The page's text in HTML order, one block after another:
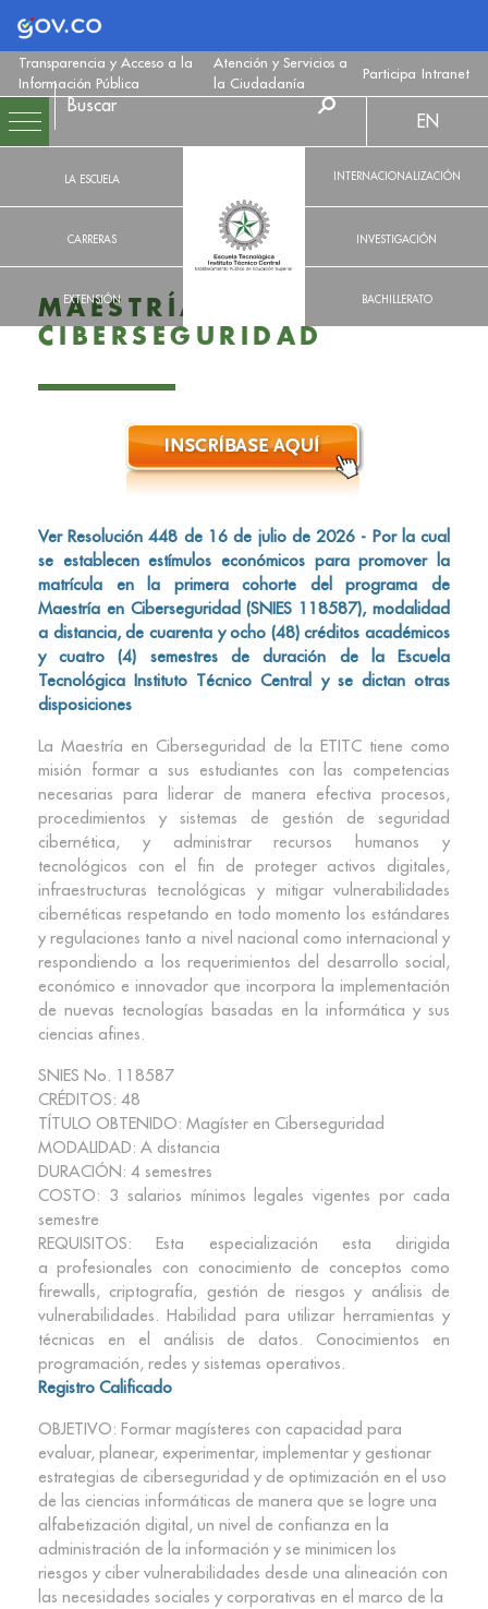
Logo Gobierno de Colombia
Transparencia y Acceso a la
Información Pública
Atención y Servicios a
la Ciudadanía
Participa Intranet
LA ESCUELA
CARRERAS
EXTENSIÓN
EN
INTERNACIONALIZACIÓN
INVESTIGACIÓN
BACHILLERATO
MAESTRÍA EN
CIBERSEGURIDAD
Ver Resolución 448 de 16 de julio de 2026 - Por la cual
se establecen estímulos económicos para promover la
matrícula en la primera cohorte del programa de
Maestría en Ciberseguridad (SNIES 118587), modalidad
a distancia, de cuarenta y ocho (48) créditos académicos
y cuatro (4) semestres de duración de la Escuela
Tecnológica Instituto Técnico Central y se dictan otras
disposiciones
La Maestría en Ciberseguridad de la ETITC tiene como
misión formar a sus estudiantes con las competencias
necesarias para liderar de manera efectiva procesos,
procedimientos y sistemas de gestión de seguridad
cibernética, y administrar recursos humanos y
tecnológicos con el fin de proteger activos digitales,
infraestructuras tecnológicas y mitigar vulnerabilidades
cibernéticas respetando en todo momento los estándares
y regulaciones tanto a nivel nacional como internacional y
respondiendo a los requerimientos del desarrollo social,
económico e innovador que incorpora la implementación
de nuevas tecnologías basadas en la informática y sus
ciencias afines.
SNIES No. 118587
CRÉDITOS: 48
TÍTULO OBTENIDO: Magíster en Ciberseguridad
MODALIDAD: A distancia
DURACIÓN: 4 semestres
COSTO: 3 salarios mínimos legales vigentes por cada
semestre
REQUISITOS: Esta especialización esta dirigida
a profesionales con conocimiento de conceptos como
firewalls, criptografía, gestión de riesgos y análisis de
vulnerabilidades. Habilidad para utilizar herramientas y
técnicas en el análisis de datos. Conocimientos en
programación, redes y sistemas operativos.
Registro Calificado
OBJETIVO: Formar magísteres con capacidad para
evaluar, planear, experimentar, implementar y gestionar
estrategias de ciberseguridad y de optimización en el uso
de las ciencias informáticas de manera que se logre una
alfabetización digital, un nivel de confianza en la
administración de la información y se minimicen los
riesgos y ciber vulnerabilidades desde una alineación con
las necesidades sociales y corporativas en el marco de la